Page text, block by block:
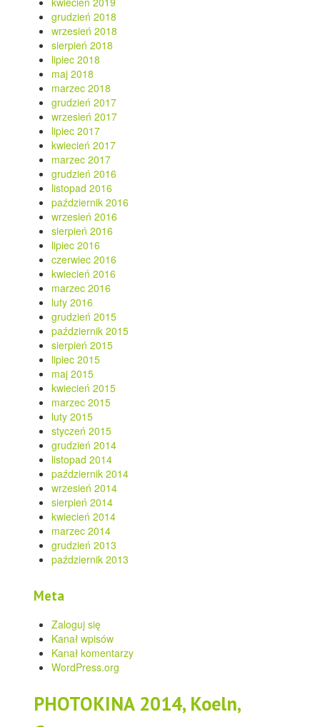
grudzień 2018
wrzesień 2018
sierpień 2018
lipiec 2018
maj 2018
marzec 2018
grudzień 2017
wrzesień 2017
lipiec 2017
kwiecień 2017
marzec 2017
grudzień 2016
listopad 2016
październik 2016
wrzesień 2016
sierpień 2016
lipiec 2016
czerwiec 2016
kwiecień 2016
marzec 2016
luty 2016
grudzień 2015
październik 2015
sierpień 2015
lipiec 2015
maj 2015
kwiecień 2015
marzec 2015
luty 2015
styczeń 2015
grudzień 2014
listopad 2014
październik 2014
wrzesień 2014
sierpień 2014
kwiecień 2014
marzec 2014
grudzień 2013
październik 2013
Meta
Zaloguj się
Kanał wpisów
Kanał komentarzy
WordPress.org
PHOTOKINA 2014, Koeln,